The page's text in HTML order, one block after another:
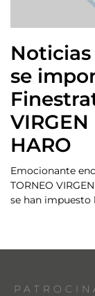
se
HARO
Emocionante
TORNEO
se han impuesto